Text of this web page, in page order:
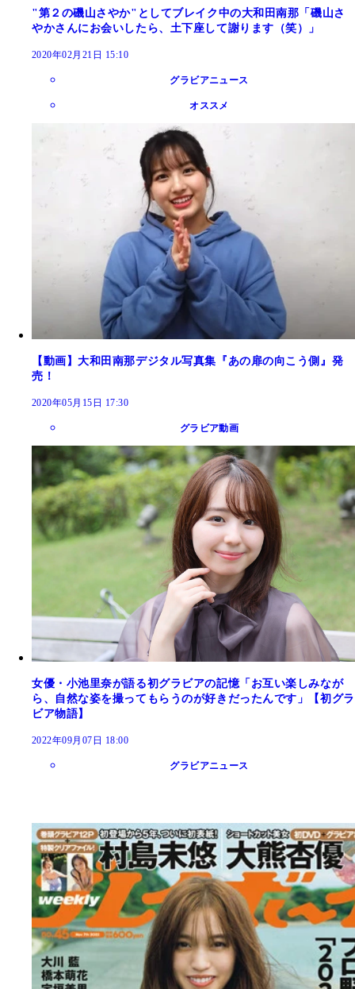
"第２の磯山さやか"としてブレイク中の大和田南那「磯山さ
やかさんにお会いしたら、土下座して謝ります（笑）」
2020年02月21日 15:10
グラビアニュース
オススメ
【動画】大和田南那デジタル写真集『あの扉の向こう側』発
売！
2020年05月15日 17:30
グラビア動画
女優・小池里奈が語る初グラビアの記憶「お互い楽しみなが
ら、自然な姿を撮ってもらうのが好きだったんです」【初グラ
ビア物語】
2022年09月07日 18:00
グラビアニュース